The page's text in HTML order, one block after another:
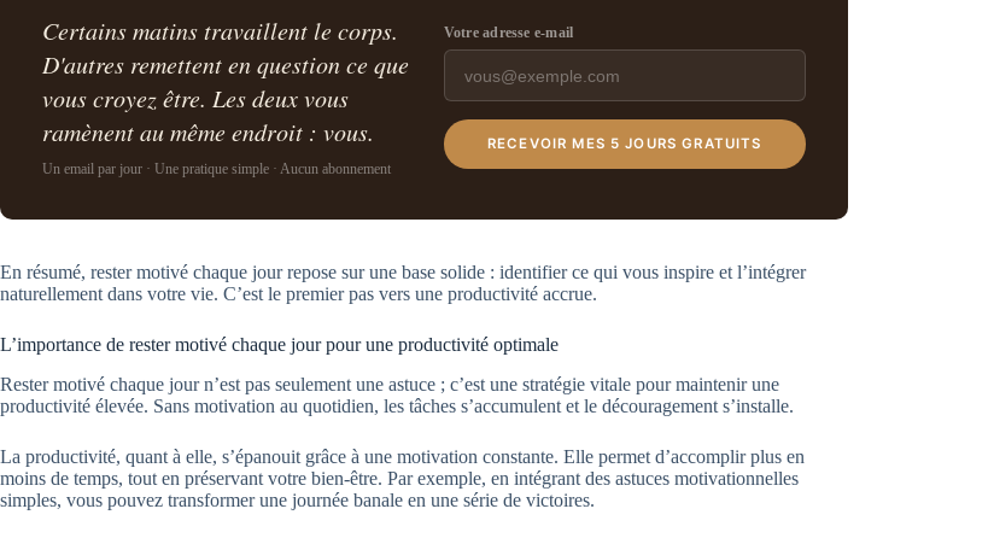
Certains matins travaillent le corps.
D'autres remettent en question ce que
vous croyez être. Les deux vous
ramènent au même endroit : vous.
Un email par jour · Une pratique simple · Aucun abonnement
Votre adresse e-mail
RECEVOIR MES 5 JOURS GRATUITS
En résumé, rester motivé chaque jour repose sur une base solide : identifier ce qui vous inspire et l’intégrer
naturellement dans votre vie. C’est le premier pas vers une productivité accrue.
L’importance de rester motivé chaque jour pour une productivité optimale
Rester motivé chaque jour n’est pas seulement une astuce ; c’est une stratégie vitale pour maintenir une
productivité élevée. Sans motivation au quotidien, les tâches s’accumulent et le découragement s’installe.
La productivité, quant à elle, s’épanouit grâce à une motivation constante. Elle permet d’accomplir plus en
moins de temps, tout en préservant votre bien-être. Par exemple, en intégrant des astuces motivationnelles
simples, vous pouvez transformer une journée banale en une série de victoires.